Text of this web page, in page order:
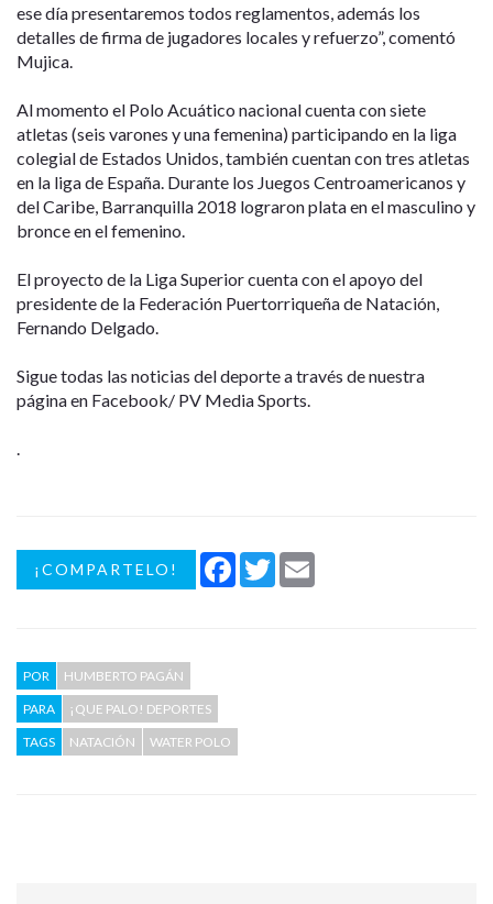
ese día presentaremos todos reglamentos, además los
detalles de firma de jugadores locales y refuerzo”, comentó
Mujica.
Al momento el Polo Acuático nacional cuenta con siete
atletas (seis varones y una femenina) participando en la liga
colegial de Estados Unidos, también cuentan con tres atletas
en la liga de España. Durante los Juegos Centroamericanos y
del Caribe, Barranquilla 2018 lograron plata en el masculino y
bronce en el femenino.
El proyecto de la Liga Superior cuenta con el apoyo del
presidente de la Federación Puertorriqueña de Natación,
Fernando Delgado.
Sigue todas las noticias del deporte a través de nuestra
página en Facebook/ PV Media Sports.
¡COMPARTELO! Facebook
Twitter
POR
HUMBERTO PAGÁN
PARA
¡QUE PALO! DEPORTES
TAGS
NATACIÓN WATER POLO